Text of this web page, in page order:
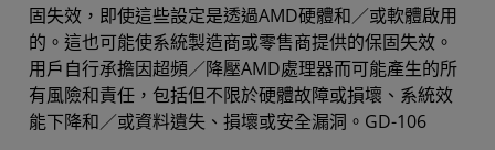
固失效，即使這些設定是透過AMD硬體和／或軟體啟用
的。這也可能使系統製造商或零售商提供的保固失效。
用戶自行承擔因超頻／降壓AMD處理器而可能產生的所
有風險和責任，包括但不限於硬體故障或損壞、系統效
能下降和／或資料遺失、損壞或安全漏洞。GD-106